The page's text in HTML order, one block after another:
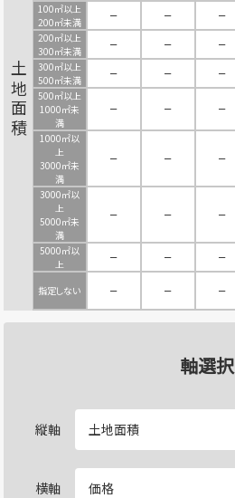
土地面積
100㎡以上
200㎡未満
－ － －
200㎡以上
300㎡未満
－ － －
300㎡以上
500㎡未満
－ － －
500㎡以上
1000㎡未
満
－ － －
1000㎡以
上
3000㎡未
満
－ － －
3000㎡以
上
5000㎡未
満
－ － －
5000㎡以
上
－ － －
指定しない － － －
軸選択
縦軸
横軸